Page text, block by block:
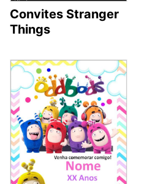
Convites Stranger
Things